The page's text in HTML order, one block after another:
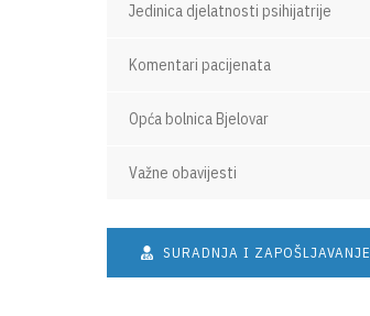
Jedinica djelatnosti psihijatrije
Komentari pacijenata
Opća bolnica Bjelovar
Važne obavijesti
SURADNJA I ZAPOŠLJAVANJE